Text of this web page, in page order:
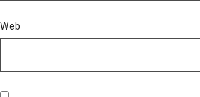
Web